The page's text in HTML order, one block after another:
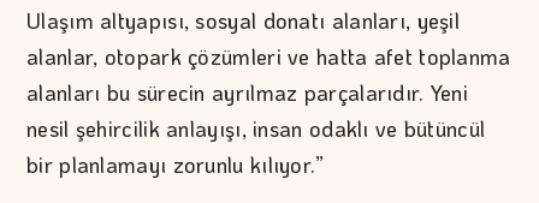
Ulaşım altyapısı, sosyal donatı alanları, yeşil
alanlar, otopark çözümleri ve hatta afet toplanma
alanları bu sürecin ayrılmaz parçalarıdır. Yeni
nesil şehircilik anlayışı, insan odaklı ve bütüncül
bir planlamayı zorunlu kılıyor.”